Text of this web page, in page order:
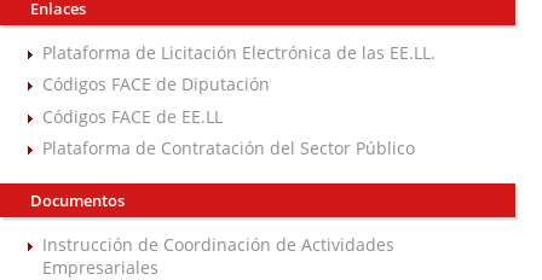
Enlaces
Plataforma de Licitación Electrónica de las EE.LL.
Códigos FACE de Diputación
Códigos FACE de EE.LL
Plataforma de Contratación del Sector Público
Documentos
Instrucción de Coordinación de Actividades
Empresariales